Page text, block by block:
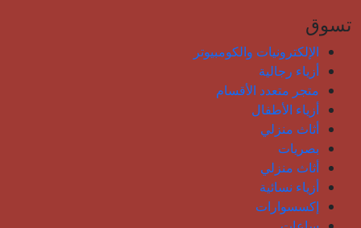
تسوق
الإلكترونيات والكومبيوتر
أزياء رجالية
متجر متعدد الأقسام
أزياء الأطفال
أثاث منزلي
بصريات
أثاث منزلي
أزياء نسائية
إكسسوارات